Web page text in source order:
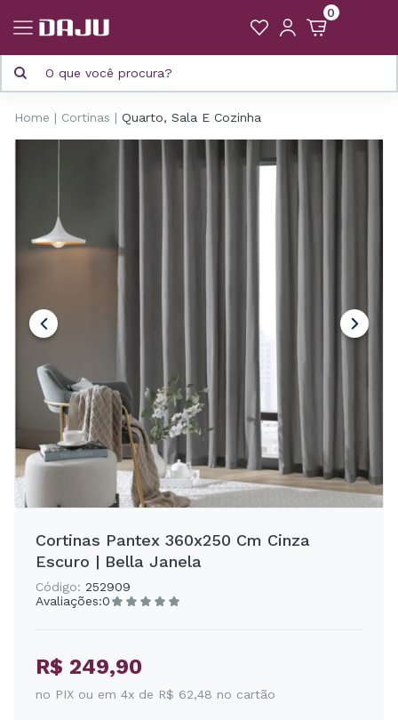
0
Home Cortinas Quarto, Sala E Cozinha
Cortinas Pantex 360x250 Cm Cinza
Escuro | Bella Janela
Código: 252909
Avaliações:0
R$ 249,90
no PIX ou em 4x de R$ 62,48 no cartão